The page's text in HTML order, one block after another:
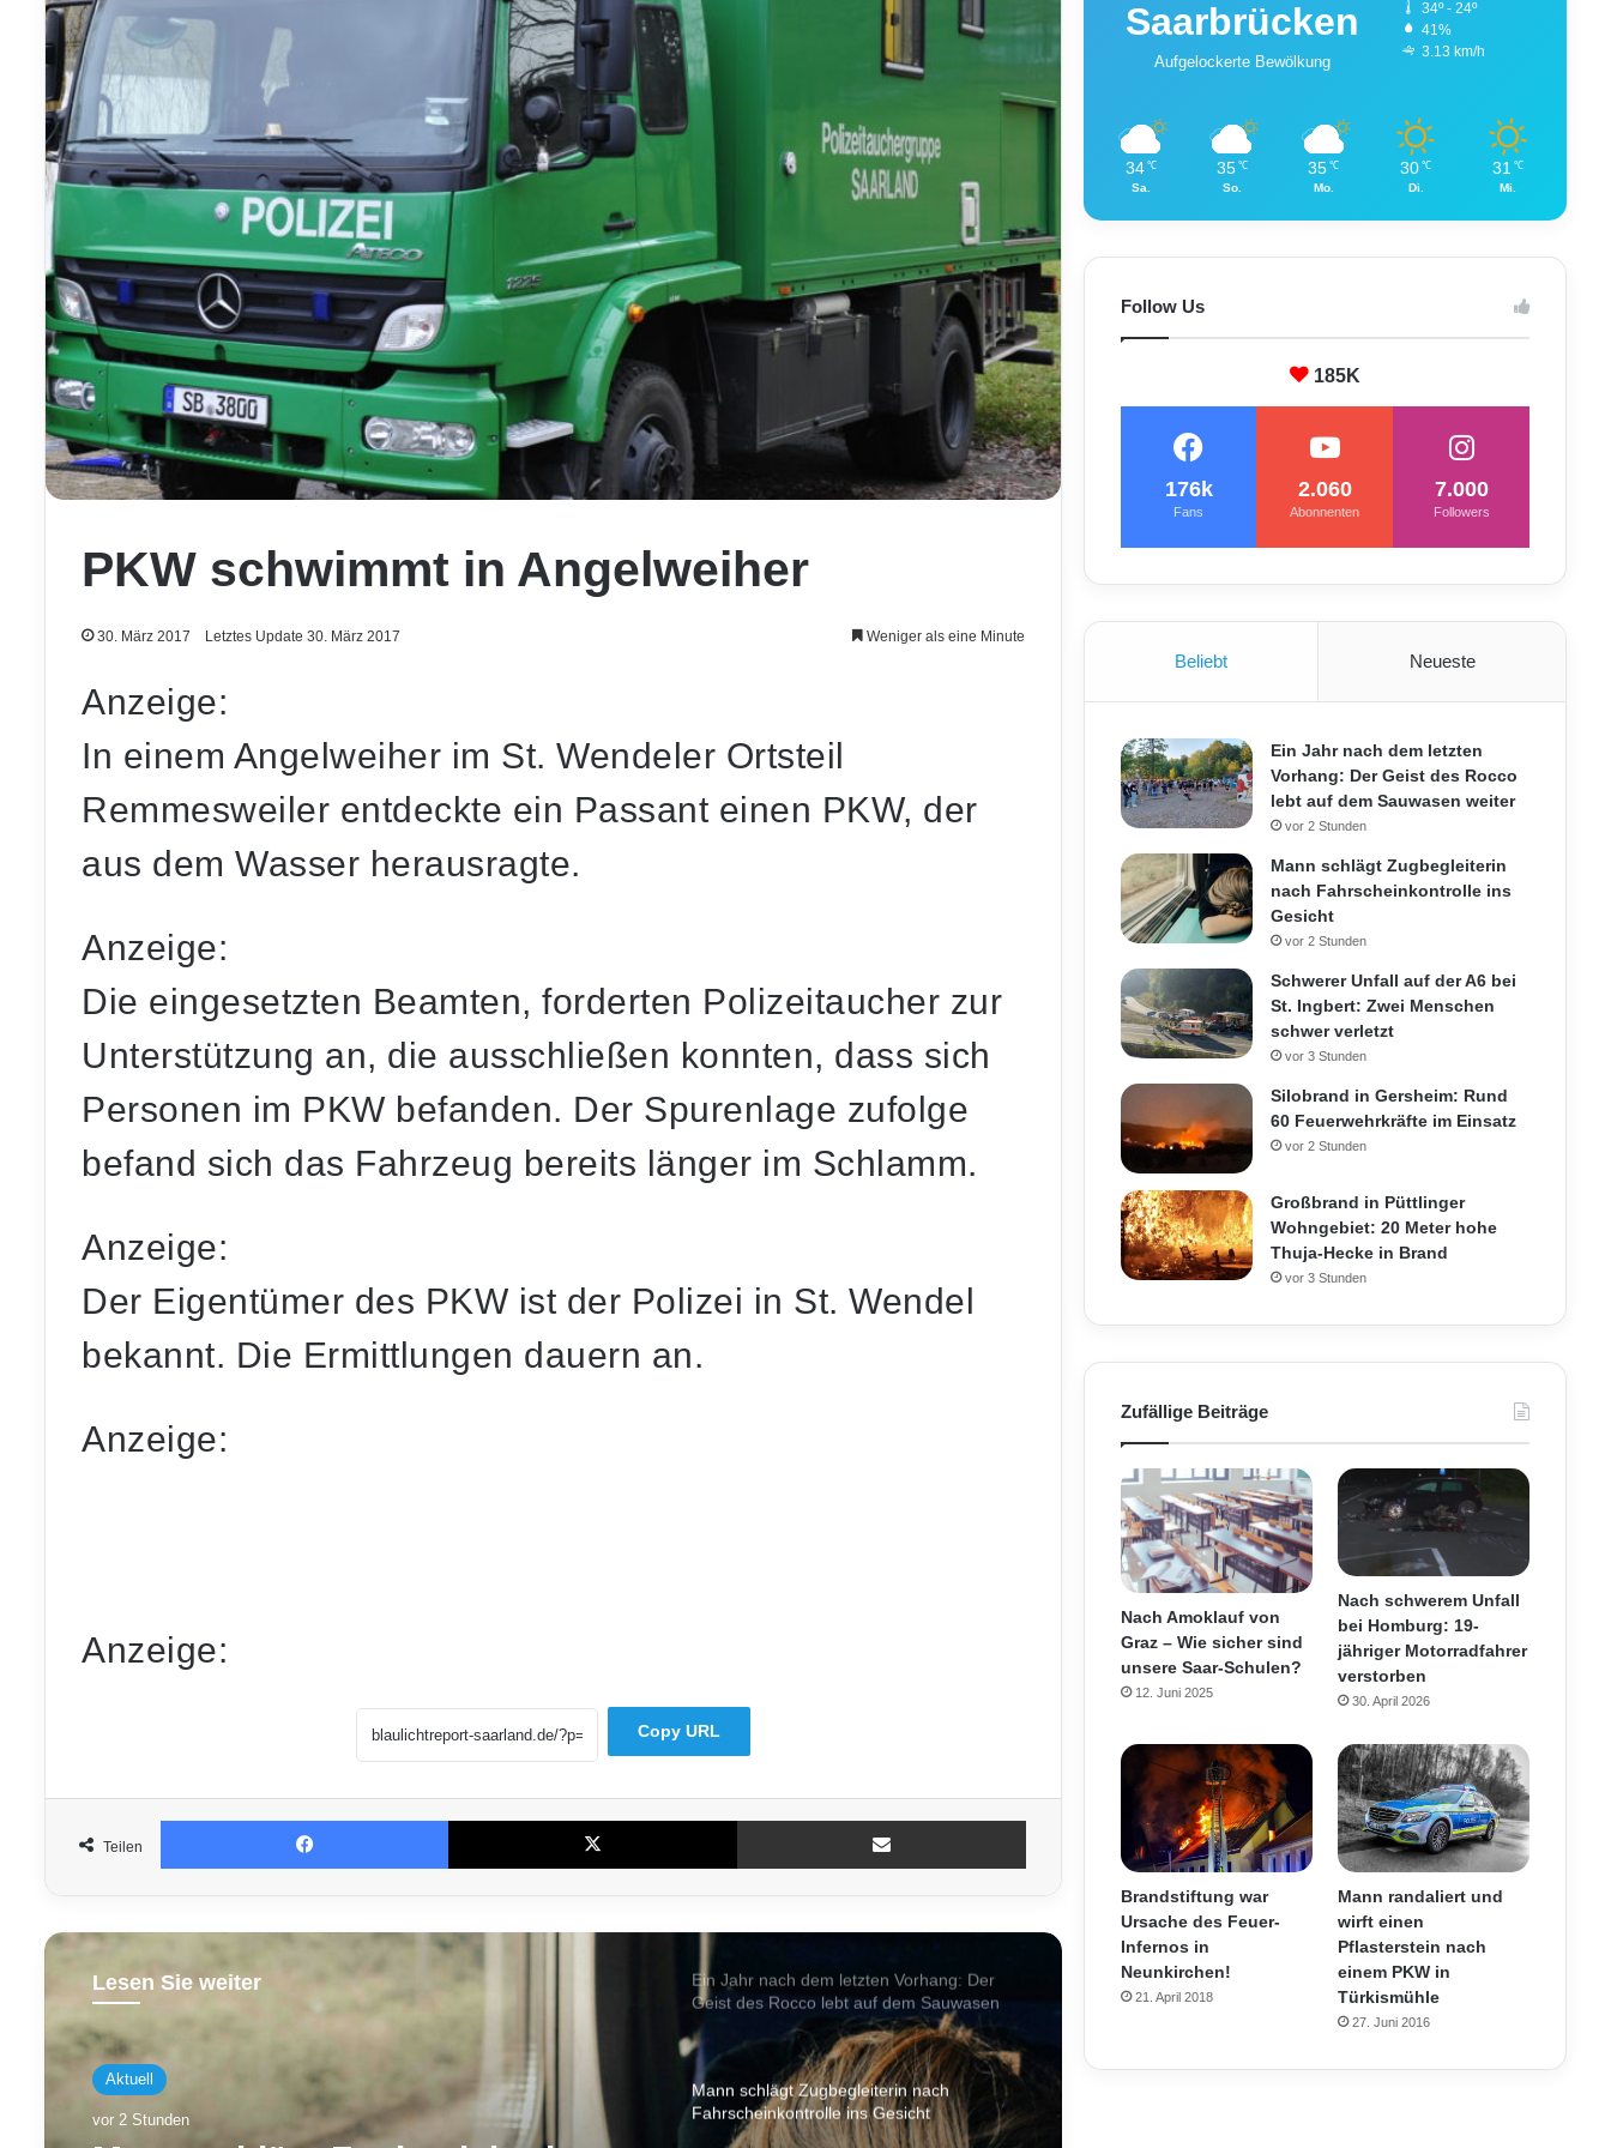
PKW schwimmt in Angelweiher
30. März 2017 Letztes Update 30. März 2017 Weniger als eine Minute
Anzeige:
In einem Angelweiher im St. Wendeler Ortsteil
Remmesweiler entdeckte ein Passant einen PKW, der
aus dem Wasser herausragte.
Anzeige:
Die eingesetzten Beamten, forderten Polizeitaucher zur
Unterstützung an, die ausschließen konnten, dass sich
Personen im PKW befanden. Der Spurenlage zufolge
befand sich das Fahrzeug bereits länger im Schlamm.
Anzeige:
Der Eigentümer des PKW ist der Polizei in St. Wendel
bekannt. Die Ermittlungen dauern an.
Anzeige:
Anzeige:
Copy URL
Teilen
Facebook X
Lesen Sie weiter
Aktuell
vor 2 Stunden
Auto überschlägt sich nach Kollision mit
Ein Jahr nach dem letzten Vorhang: Der
Geist des Rocco lebt auf dem Sauwasen
weiter
Mann schlägt Zugbegleiterin nach
Fahrscheinkontrolle ins Gesicht
Saarbrücken
Aufgelockerte Bewölkung
34º - 24º
41%
3.13 km/h
34 ℃
Sa.
35 ℃
So.
35 ℃
Mo.
30 ℃
Di.
31 ℃
Mi.
Follow Us
185K
176k
Fans
2.060
Abonnenten
7.000
Followers
Beliebt Neueste
Ein Jahr nach dem letzten
Vorhang: Der Geist des Rocco
lebt auf dem Sauwasen weiter
vor 2 Stunden
Mann schlägt Zugbegleiterin
nach Fahrscheinkontrolle ins
Gesicht
vor 2 Stunden
Schwerer Unfall auf der A6 bei
St. Ingbert: Zwei Menschen
schwer verletzt
vor 3 Stunden
Silobrand in Gersheim: Rund
60 Feuerwehrkräfte im Einsatz
vor 2 Stunden
Großbrand in Püttlinger
Wohngebiet: 20 Meter hohe
Thuja-Hecke in Brand
vor 3 Stunden
Zufällige Beiträge
Nach Amoklauf von
Graz – Wie sicher sind
unsere Saar-Schulen?
12. Juni 2025
Nach schwerem Unfall
bei Homburg: 19-
jähriger Motorradfahrer
verstorben
30. April 2026
Brandstiftung war
Ursache des Feuer-
Infernos in
Neunkirchen!
21. April 2018
Mann randaliert und
wirft einen
Pflasterstein nach
einem PKW in
Türkismühle
27. Juni 2016